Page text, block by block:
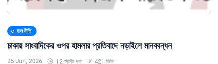
রাজনীতি
ঢাকায় সাংবাদিকের ওপর হামলার প্রতিবাদে নড়াইলে মানববন্ধন
25 Jun, 2026 12 মিনিট পড়া 421 ভিউ